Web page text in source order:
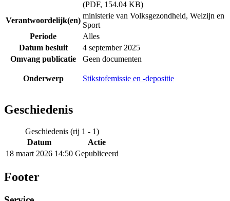
(PDF, 154.04 KB)
Verantwoordelijk(en)
ministerie van Volksgezondheid, Welzijn en
Sport
Periode
Alles
Datum besluit
4 september 2025
Omvang publicatie
Geen documenten
Onderwerp Stikstofemissie en -depositie
Geschiedenis
Geschiedenis (rij 1 - 1)
Datum
Actie
18 maart 2026 14:50 Gepubliceerd
Footer